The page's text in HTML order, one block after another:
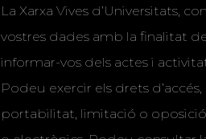
La Xarxa Vives d’Universitats,
vostres dades amb la finalitat
informar-vos dels actes i
Podeu exercir els drets
portabilitat, limitació o